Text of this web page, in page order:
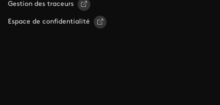
Gestion des traceurs
Espace de confidentialité